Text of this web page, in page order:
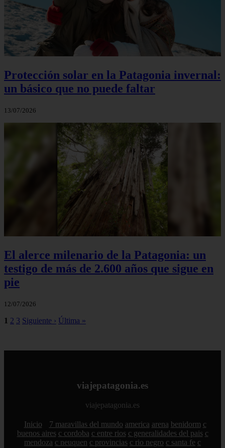
Protección solar en la Patagonia invernal:
un básico que no puede faltar
13/07/2026
El alerce milenario de la Patagonia: un
testigo de más de 2.600 años que sigue en
pie
12/07/2026
1 2 3 Siguiente › Última »
viajepatagonia.es
viajepatagonia.es
Inicio 7 maravillas del mundo america arena benidorm c
buenos aires c cordoba c entre rios c generalidades del pais c
mendoza c neuquen c provincias c rio negro c santa fe c